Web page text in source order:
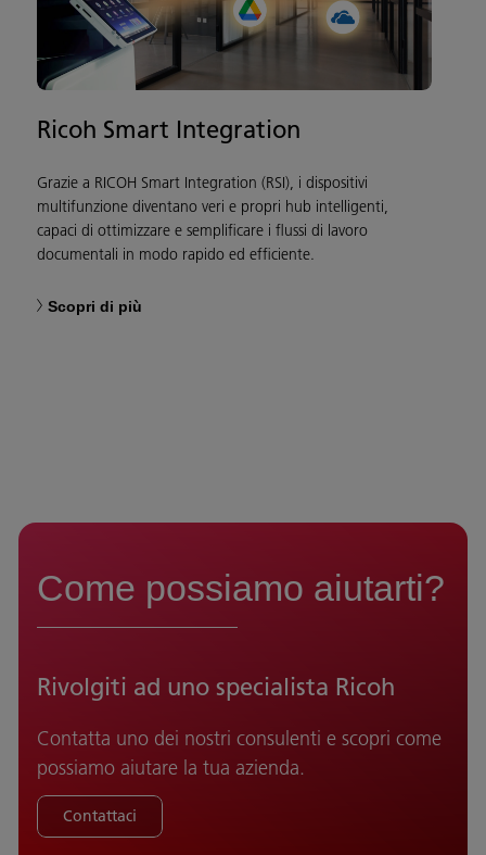
Ricoh Smart Integration
Grazie a RICOH Smart Integration (RSI), i dispositivi
multifunzione diventano veri e propri hub intelligenti,
capaci di ottimizzare e semplificare i flussi di lavoro
documentali in modo rapido ed efficiente.
Scopri di più
Come possiamo aiutarti?
Rivolgiti ad uno specialista Ricoh
Contatta uno dei nostri consulenti e scopri come
possiamo aiutare la tua azienda.
Contattaci